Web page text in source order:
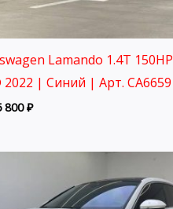
Lamando 1.4T 150HP
2022 | Синий | Арт. CA6659
800₽